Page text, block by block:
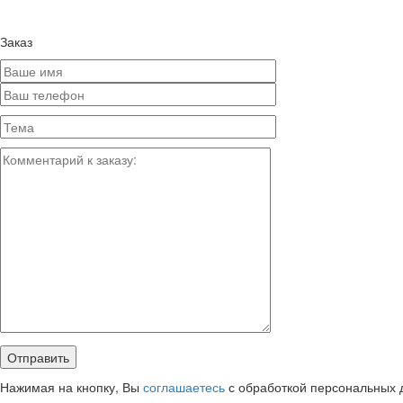
Заказ
Нажимая на кнопку, Вы соглашаетесь с обработкой персональных